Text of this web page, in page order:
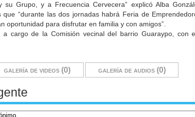
su Grupo, y a Frecuencia Cervecera” explicó Alba
“durante las dos jornadas habrá Feria de
oportunidad para disfrutar en familia y con amigos”.
a cargo de la Comisión vecinal del barrio Guaraypo,
galería de videos (0) galería de audios (0)